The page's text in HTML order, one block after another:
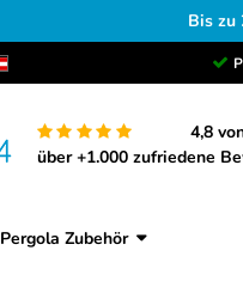
Bis zu
4,8
über +1.000 zufriedene
Pergola Zubehör